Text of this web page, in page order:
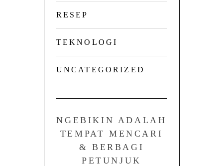
RESEP
TEKNOLOGI
UNCATEGORIZED
NGEBIKIN ADALAH
TEMPAT MENCARI
& BERBAGI
PETUNJUK